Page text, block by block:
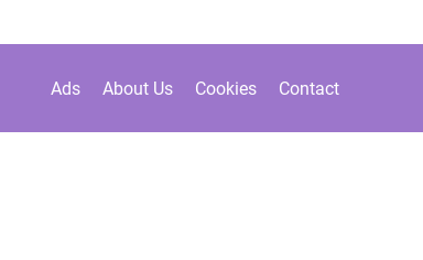
Ads About Us Cookies Contact